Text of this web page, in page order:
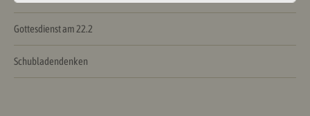
Gottesdienst am 22.2
Schubladendenken